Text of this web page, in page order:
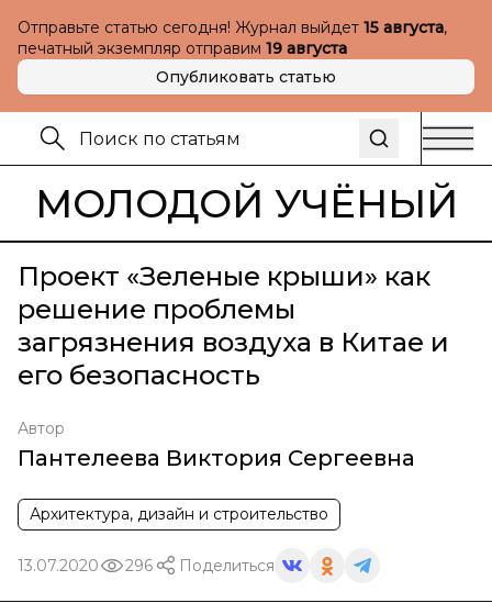
Отправьте статью сегодня! Журнал выйдет 15 августа,
печатный экземпляр отправим 19 августа
Опубликовать статью
МОЛОДОЙ УЧЁНЫЙ
Проект «Зеленые крыши» как
решение проблемы
загрязнения воздуха в Китае и
его безопасность
Автор
Пантелеева Виктория Сергеевна
Архитектура, дизайн и строительство
13.07.2020 296 Поделиться